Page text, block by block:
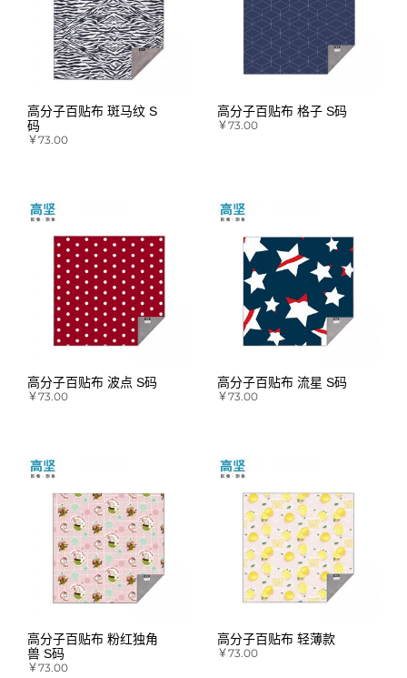
高分子百贴布 斑马纹 S
码
￥73.00
高分子百贴布 格子 S码
￥73.00
高分子百贴布 波点 S码
￥73.00
高分子百贴布 流星 S码
￥73.00
高分子百贴布 粉红独角
兽 S码
￥73.00
高分子百贴布 轻薄款
￥73.00